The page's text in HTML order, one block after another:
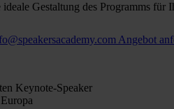
Gestaltung des Programms für
Angebot
Keynote-Speaker